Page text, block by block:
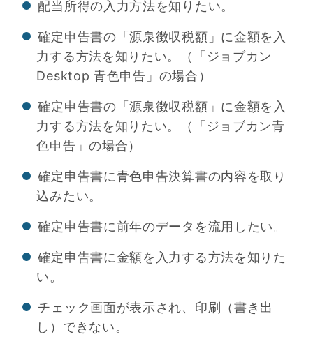
配当所得の入力方法を知りたい。
確定申告書の「源泉徴収税額」に金額を入
力する方法を知りたい。（「ジョブカン
Desktop 青色申告」の場合）
確定申告書の「源泉徴収税額」に金額を入
力する方法を知りたい。（「ジョブカン青
色申告」の場合）
確定申告書に青色申告決算書の内容を取り
込みたい。
確定申告書に前年のデータを流用したい。
確定申告書に金額を入力する方法を知りた
い。
チェック画面が表示され、印刷（書き出
し）できない。